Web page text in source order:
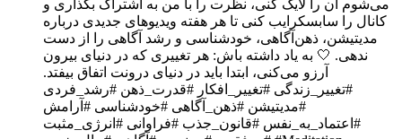
می‌شوم آن را لایک کنی، نظرت را با من به اشتراک بگذاری و
کانال را سابسکرایب کنی تا هر هفته ویدیوهای جدیدی درباره
مدیتیشن، ذهن‌آگاهی، خودشناسی و رشد آگاهی را از دست
ندهی. 🤍 به یاد داشته باش: هر تغییری که در دنیای بیرون
آرزو می‌کنی، ابتدا باید در دنیای درونت اتفاق بیفتد.
#تغییر_زندگی #تغییر_افکار #قدرت_ذهن #رشد_فردی
#مدیتیشن #ذهن_آگاهی #خودشناسی #آرامش
#اعتماد_به_نفس #قانون_جذب #فراوانی #انرژی_مثبت